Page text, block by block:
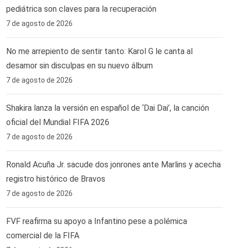
pediátrica son claves para la recuperación
7 de agosto de 2026
No me arrepiento de sentir tanto: Karol G le canta al
desamor sin disculpas en su nuevo álbum
7 de agosto de 2026
Shakira lanza la versión en español de ‘Dai Dai’, la canción
oficial del Mundial FIFA 2026
7 de agosto de 2026
Ronald Acuña Jr. sacude dos jonrones ante Marlins y acecha
registro histórico de Bravos
7 de agosto de 2026
FVF reafirma su apoyo a Infantino pese a polémica
comercial de la FIFA